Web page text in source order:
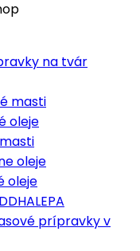
na tvár
masti
oleje
oleje
oleje
prípravky v